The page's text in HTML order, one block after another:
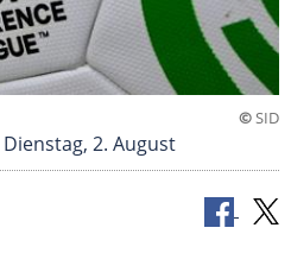
©SID
2. August